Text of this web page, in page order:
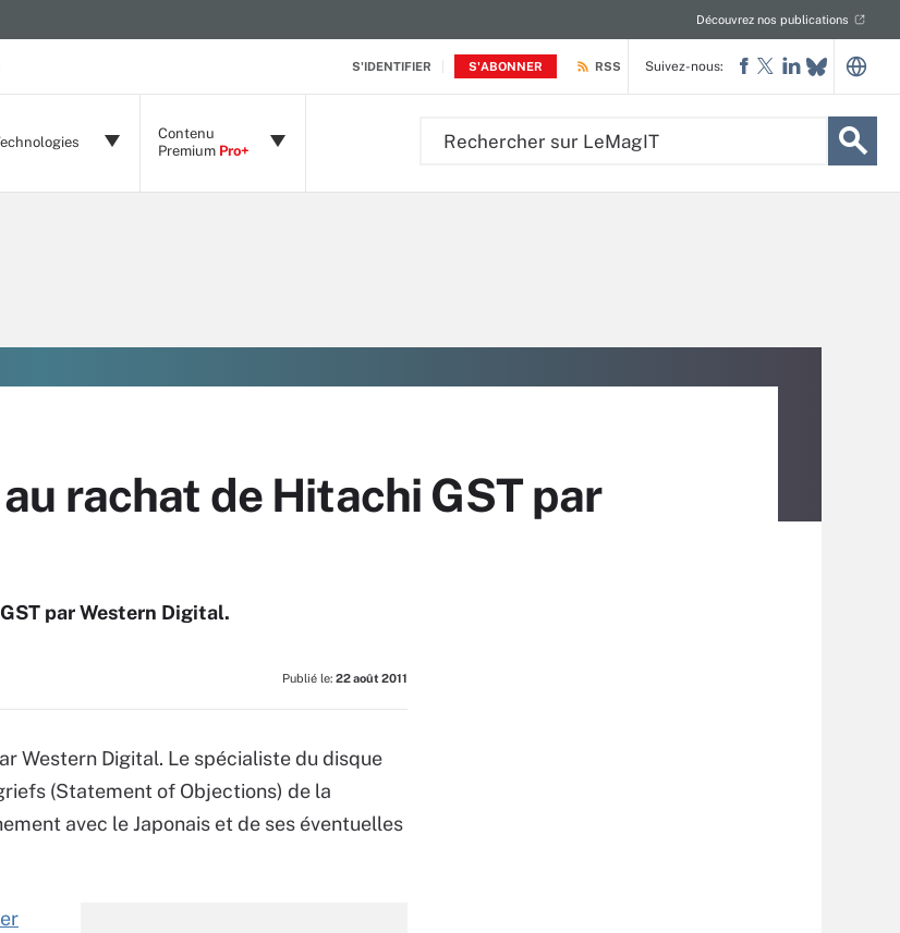
S'IDENTIFIER S'ABONNER
Découvrez nos publications
RSS
Contenu
Premium Pro+
Suivez-nous:
rachat de Hitachi GST par
par Western Digital.
Publié le: 22 août 2011
Western Digital. Le spécialiste du disque
(Statement of Objections) de la
avec le Japonais et de ses éventuelles